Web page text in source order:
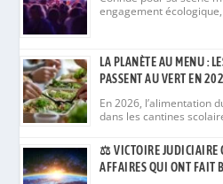
engagement
LA PLANÈTE AU MENU :
PASSENT AU VERT EN
En 2026, l’alimentation
dans les cantines
⚖️ VICTOIRE JUDICIAIRE
AFFAIRES QUI ONT FAIT